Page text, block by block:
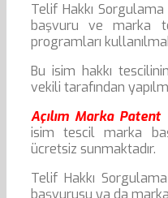
Telif Hakkı
başvuru ve marka
programları
Bu isim hakkı
vekili tarafından
Açılım Marka Patent
isim tescil marka
ücretsiz sunmaktadır.
Telif Hakkı
başvurusu ya da